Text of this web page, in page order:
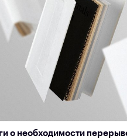
о необходимости